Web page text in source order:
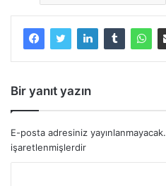
Bir yanıt yazın
E-posta adresiniz yayınlanmayacak.
işaretlenmişlerdir